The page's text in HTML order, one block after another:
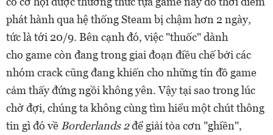
phát hành qua hệ thống Steam bị chậm hơn 2 ngày,
tức là tới 20/9. Bên cạnh đó, việc "thuốc" dành
cho gamecòn đang trong giai đoạn điều chế bởi các
nhóm crack cũng đang khiến cho những tín đồ game
cảm thấy đứng ngồi không yên. Vậy tại sao trong lúc
chờ đợi, chúng ta không cùng tìm hiểu một chút thông
tin gì đó về Borderlands 2để giải tỏa cơn "ghiền",